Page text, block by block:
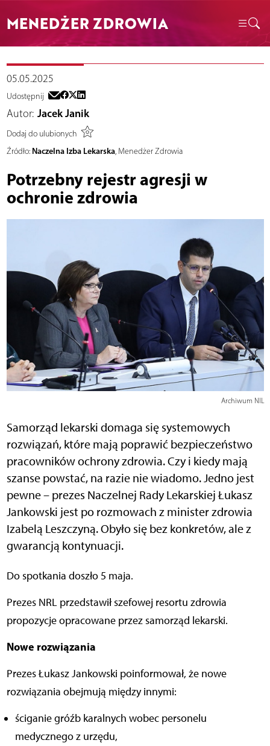
MENEDŻER ZDROWIA
05.05.2025
Udostępnij
Autor: Jacek Janik
Dodaj do ulubionych
Źródło: Naczelna Izba Lekarska, Menedżer Zdrowia
Potrzebny rejestr agresji w
ochronie zdrowia
Archiwum NIL
Samorząd lekarski domaga się systemowych
rozwiązań, które mają poprawić bezpieczeństwo
pracowników ochrony zdrowia. Czy i kiedy mają
szanse powstać, na razie nie wiadomo. Jedno jest
pewne – prezes Naczelnej Rady Lekarskiej Łukasz
Jankowski jest po rozmowach z minister zdrowia
Izabelą Leszczyną. Obyło się bez konkretów, ale z
gwarancją kontynuacji.
Do spotkania doszło 5 maja.
Prezes NRL przedstawił szefowej resortu zdrowia
propozycje opracowane przez samorząd lekarski.
Nowe rozwiązania
Prezes Łukasz Jankowski poinformował, że nowe
rozwiązania obejmują między innymi:
ściganie gróźb karalnych wobec personelu
medycznego z urzędu,